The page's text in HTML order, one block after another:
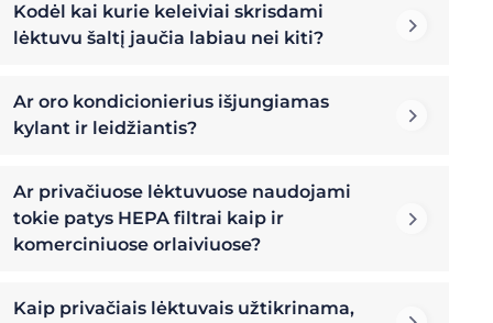
Kodėl kai kurie keleiviai skrisdami
lėktuvu šaltį jaučia labiau nei kiti?
Ar oro kondicionierius išjungiamas
kylant ir leidžiantis?
Ar privačiuose lėktuvuose naudojami
tokie patys HEPA filtrai kaip ir
komerciniuose orlaiviuose?
Kaip privačiais lėktuvais užtikrinama,